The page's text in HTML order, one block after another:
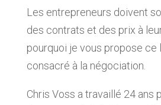
Les entrepreneurs doivent
des contrats et des prix à
pourquoi je vous propose
consacré à la négociation.
Chris Voss a travaillé 24 ans